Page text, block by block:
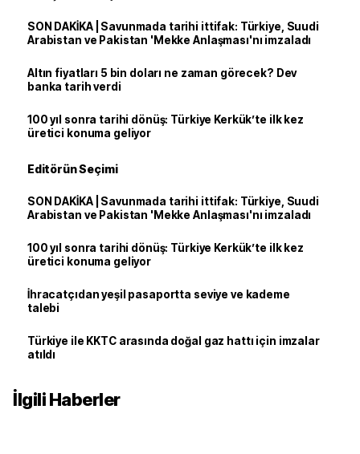
SON DAKİKA | Savunmada tarihi ittifak: Türkiye, Suudi
Arabistan ve Pakistan 'Mekke Anlaşması'nı imzaladı
Altın fiyatları 5 bin doları ne zaman görecek? Dev
banka tarih verdi
100 yıl sonra tarihi dönüş: Türkiye Kerkük’te ilk kez
üretici konuma geliyor
Editörün Seçimi
SON DAKİKA | Savunmada tarihi ittifak: Türkiye, Suudi
Arabistan ve Pakistan 'Mekke Anlaşması'nı imzaladı
100 yıl sonra tarihi dönüş: Türkiye Kerkük’te ilk kez
üretici konuma geliyor
İhracatçıdan yeşil pasaportta seviye ve kademe
talebi
Türkiye ile KKTC arasında doğal gaz hattı için imzalar
atıldı
İlgili Haberler